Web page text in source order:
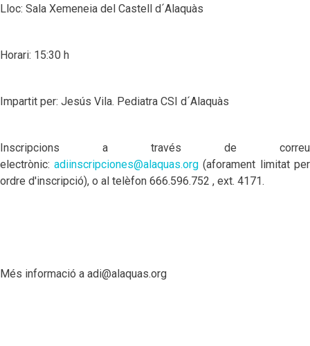
Lloc: Sala Xemeneia del Castell d´Alaquàs
Horari: 15:30 h
Impartit per: Jesús Vila. Pediatra CSI d´Alaquàs
Inscripcions a través de correu
electrònic: adiinscripciones@alaquas.org (aforament limitat per
ordre d'inscripció), o al telèfon 666.596.752 , ext. 4171.
Més informació a adi@alaquas.org